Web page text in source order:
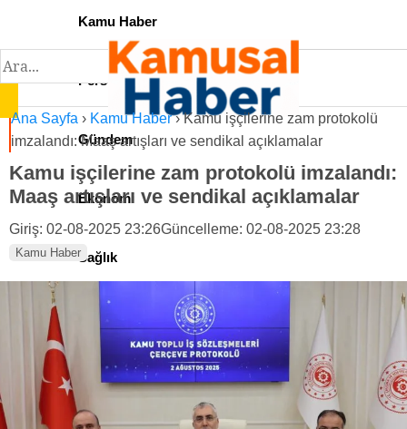
Kamu Haber
Personel İlan
Gündem
Ekonomi
Sağlık
Teknoloji
Spor
Ana Sayfa › Kamu Haber›Kamu işçilerine zam protokolü
imzalandı: Maaş artışları ve sendikal açıklamalar
Kamu işçilerine zam protokolü imzalandı:
Maaş artışları ve sendikal açıklamalar
Giriş: 02-08-2025 23:26Güncelleme: 02-08-2025 23:28
Kamu Haber